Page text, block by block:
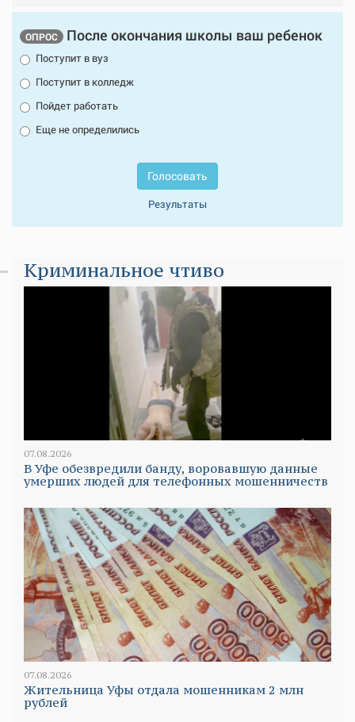
ОПРОС После окончания школы ваш ребенок
Поступит в вуз
Поступит в колледж
Пойдет работать
Еще не определились
Голосовать
Результаты
Криминальное чтиво
07.08.2026
В Уфе обезвредили банду, воровавшую данные
умерших людей для телефонных мошенничеств
07.08.2026
Жительница Уфы отдала мошенникам 2 млн
рублей